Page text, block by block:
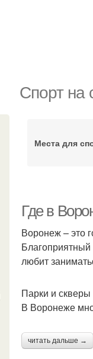
Спорт на
Места для
Где в
Воронеж – это
любит
Парки и скверы
В Воронеже
читать дальше →